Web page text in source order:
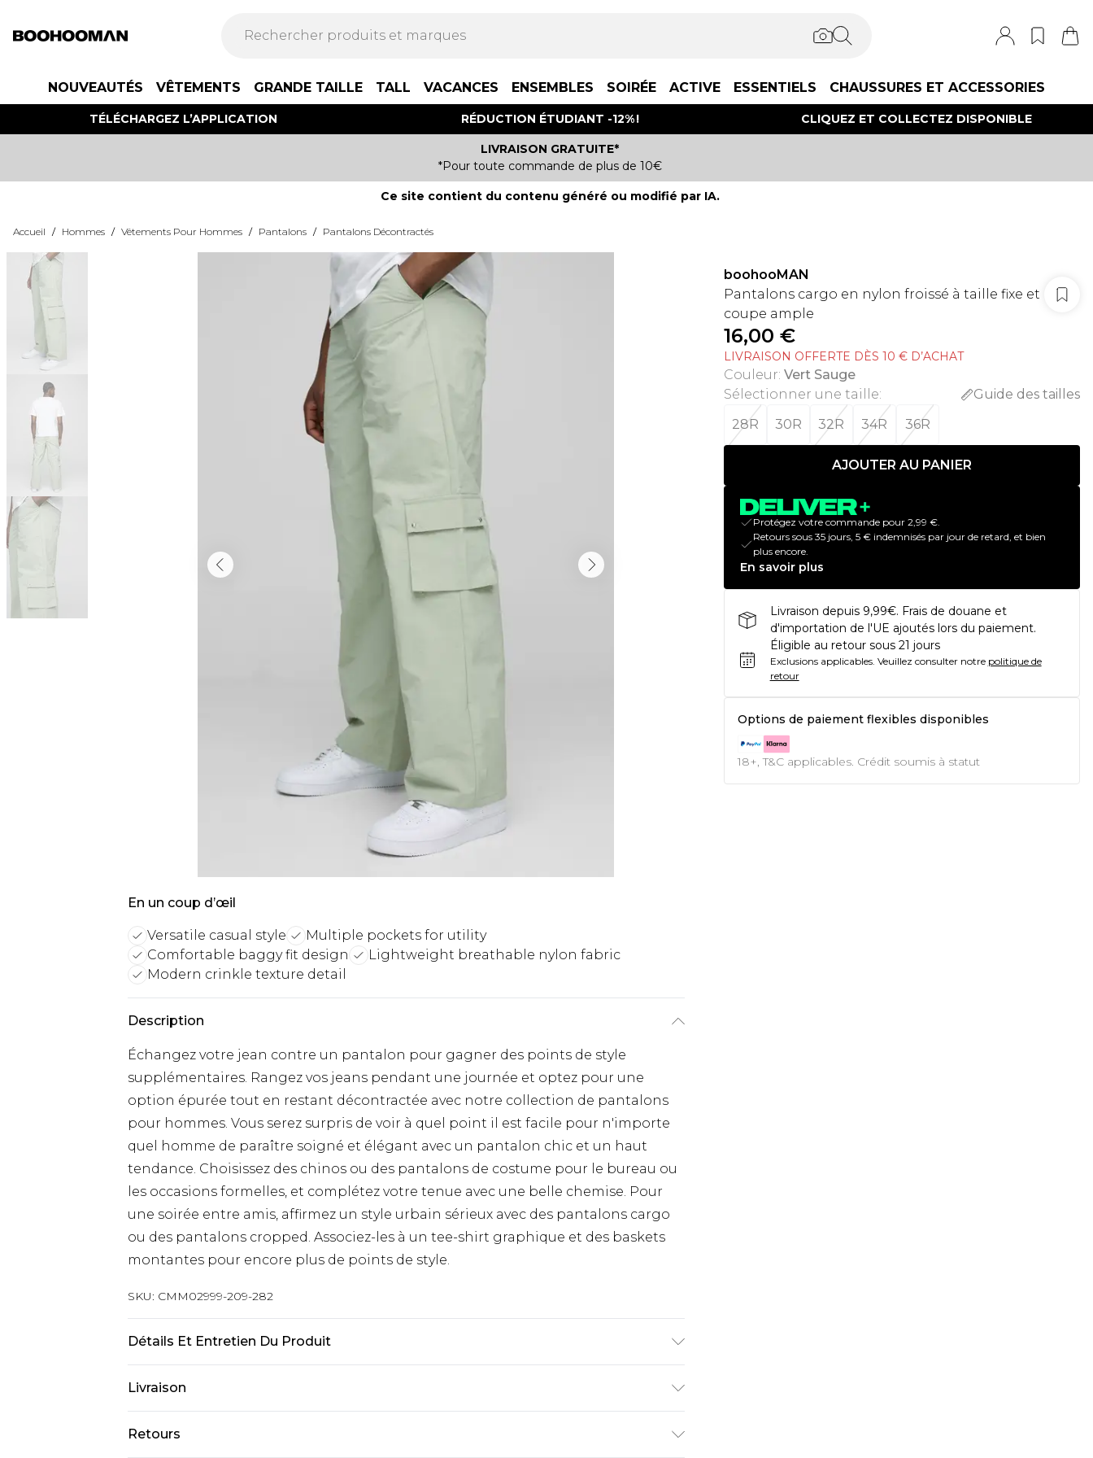
NOUVEAUTÉS VÊTEMENTS GRANDE TAILLE TALL VACANCES ENSEMBLES SOIRÉE ACTIVE ESSENTIELS CHAUSSURES ET ACCESSORIES
TÉLÉCHARGEZ L’APPLICATION RÉDUCTION ÉTUDIANT -12% ! CLIQUEZ ET COLLECTEZ DISPONIBLE
LIVRAISON GRATUITE*
*Pour toute commande de plus de 10€
Ce site contient du contenu généré ou modifié par IA.
Accueil / Hommes / Vêtements Pour Hommes / Pantalons / Pantalons Décontractés
En un coup d’œil
Versatile casual style
Multiple pockets for utility
Comfortable baggy fit design
Lightweight breathable nylon fabric
Modern crinkle texture detail
Description
Échangez votre jean contre un pantalon pour gagner des points de style
supplémentaires. Rangez vos jeans pendant une journée et optez pour une
option épurée tout en restant décontractée avec notre collection de pantalons
pour hommes. Vous serez surpris de voir à quel point il est facile pour n'importe
quel homme de paraître soigné et élégant avec un pantalon chic et un haut
tendance. Choisissez des chinos ou des pantalons de costume pour le bureau ou
les occasions formelles, et complétez votre tenue avec une belle chemise. Pour
une soirée entre amis, affirmez un style urbain sérieux avec des pantalons cargo
ou des pantalons cropped. Associez-les à un tee-shirt graphique et des baskets
montantes pour encore plus de points de style.
SKU: CMM02999-209-282
Détails Et Entretien Du Produit
Livraison
Livraison standard France
€9.99
Retours
boohooMAN
Pantalons cargo en nylon froissé à taille fixe et
coupe ample
16,00 €
LIVRAISON OFFERTE DÈS 10 € D’ACHAT
Couleur: Vert Sauge
Sélectionner une taille:
Guide des tailles
28R
30R 32R 34R 36R
AJOUTER AU PANIER
Protégez votre commande pour 2,99 €.
Retours sous 35 jours, 5 € indemnisés par jour de retard, et bien
plus encore.
En savoir plus
Livraison depuis 9,99€. Frais de douane et
d'importation de l'UE ajoutés lors du paiement.
Éligible au retour sous 21 jours
Exclusions applicables. Veuillez consulter notre politique de
retour
Options de paiement flexibles disponibles
18+, T&C applicables. Crédit soumis à statut